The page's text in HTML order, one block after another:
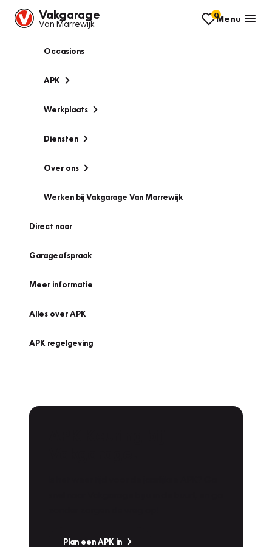
Vakgarage
Van Marrewijk
0Menu
Occasions
APK
Werkplaats
Diensten
Over ons
Werken bij Vakgarage Van Marrewijk
Direct naar
Garageafspraak
Meer informatie
Alles over APK
APK regelgeving
Plan een APK in